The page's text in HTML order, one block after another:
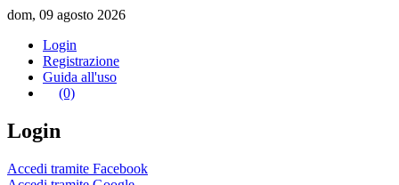
dom, 09 agosto 2026
Login
Registrazione
Guida all'uso
(0)
Login
Accedi tramite Facebook